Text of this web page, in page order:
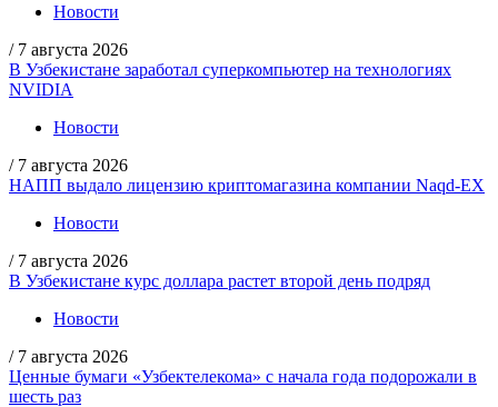
Новости
/ 7 августа 2026
В Узбекистане заработал суперкомпьютер на технологиях
NVIDIA
Новости
/ 7 августа 2026
НАПП выдало лицензию криптомагазина компании Naqd-EX
Новости
/ 7 августа 2026
В Узбекистане курс доллара растет второй день подряд
Новости
/ 7 августа 2026
Ценные бумаги «Узбектелекома» с начала года подорожали в
шесть раз